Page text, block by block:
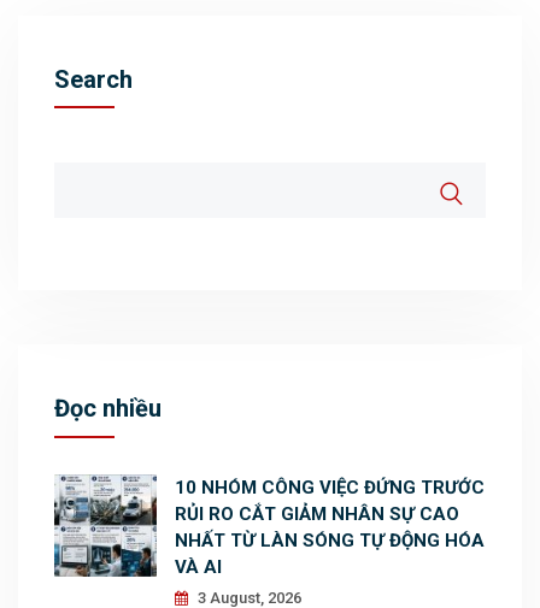
Search
Đọc nhiều
10 NHÓM CÔNG VIỆC ĐỨNG TRƯỚC
RỦI RO CẮT GIẢM NHÂN SỰ CAO
NHẤT TỪ LÀN SÓNG TỰ ĐỘNG HÓA
VÀ AI
3 August, 2026